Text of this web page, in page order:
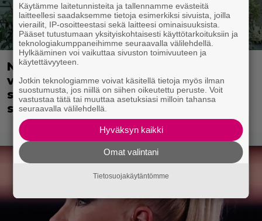
Nyt Netflixissä: Mysteerinen voima
vangitsee perheen neljän seinän
sisälle – uusi jännittävä scifitrilleri
saapui suoratoistoon
Käytämme laitetunnisteita ja tallennamme evästeitä
laitteellesi saadaksemme tietoja esimerkiksi sivuista, joilla
vierailit, IP-osoitteestasi sekä laitteesi ominaisuuksista.
Pääset tutustumaan yksityiskohtaisesti käyttötarkoituksiin ja
teknologiakumppaneihimme seuraavalla välilehdellä.
Hylkääminen voi vaikuttaa sivuston toimivuuteen ja
käytettävyyteen.
Jotkin teknologiamme voivat käsitellä tietoja myös ilman
suostumusta, jos niillä on siihen oikeutettu peruste. Voit
vastustaa tätä tai muuttaa asetuksiasi milloin tahansa
seuraavalla välilehdellä.
Hyväksyn kaikki
Omat valintani
Tietosuojakäytäntömme